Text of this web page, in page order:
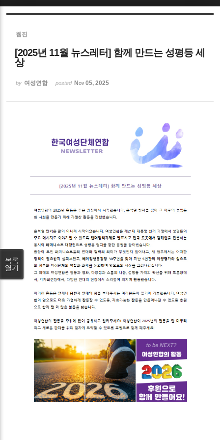
웹진
[2025년 11월 뉴스레터] 함께 만드는 성평등 세
상
by 여성연합 posted Nov 05, 2025
목록
열기
Sketchbook5, 스케치북5
Sketchbook5, 스케치북5